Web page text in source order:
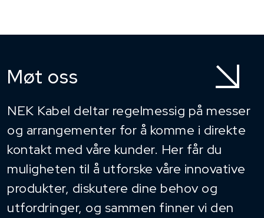
Møt oss
NEK Kabel deltar regelmessig på messer
og arrangementer for å komme i direkte
kontakt med våre kunder. Her får du
muligheten til å utforske våre innovative
produkter, diskutere dine behov og
utfordringer, og sammen finner vi den